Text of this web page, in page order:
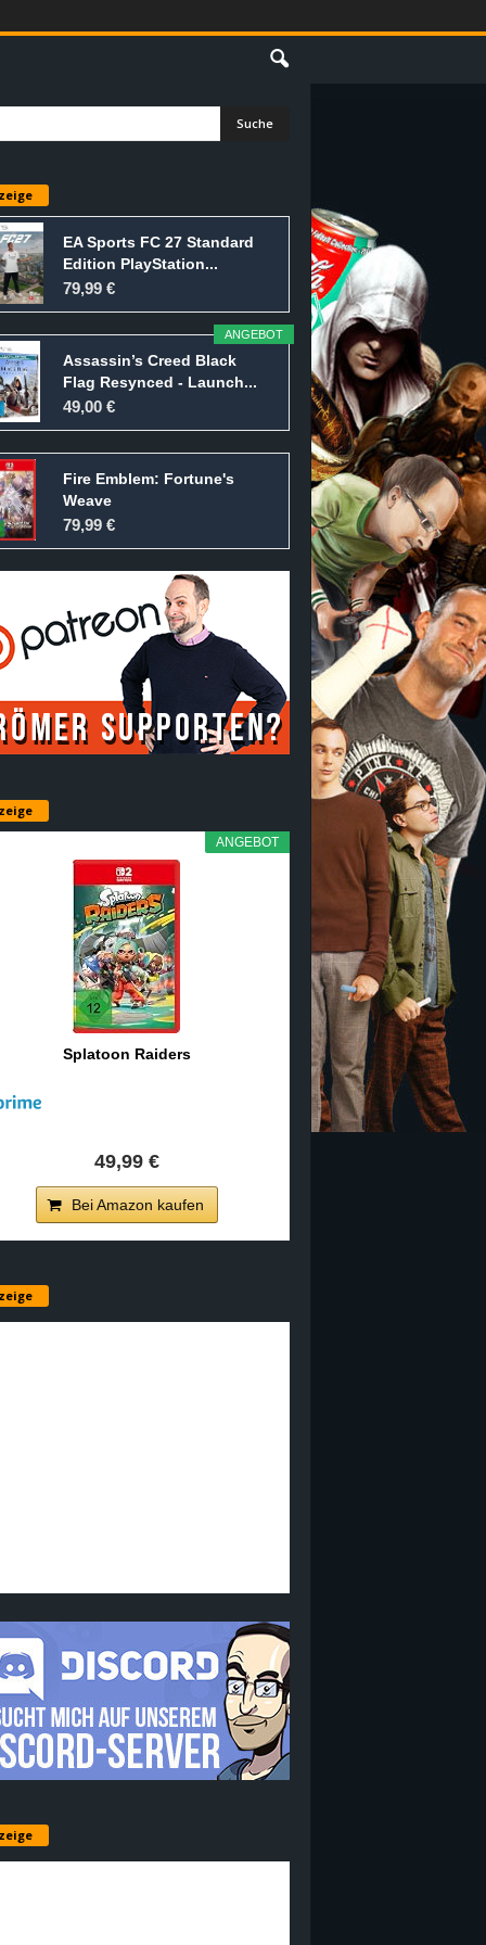
EA Sports FC 27 Standard
Edition PlayStation...
79,99 €
ANGEBOT
Assassin’s Creed Black
Flag Resynced - Launch...
49,00 €
Fire Emblem: Fortune's
Weave
79,99 €
ANGEBOT
Splatoon Raiders
49,99 €
Bei Amazon kaufen